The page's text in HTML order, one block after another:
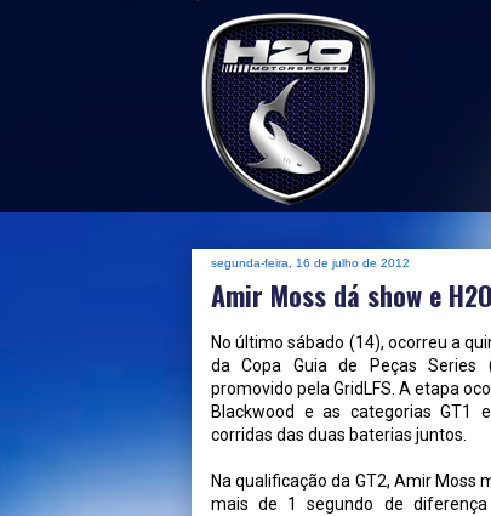
segunda-feira, 16 de julho de 2012
Amir Moss dá show e
No último sábado (14), ocorreu a
da Copa Guia de Peças Series
promovido pela GridLFS. A etapa
Blackwood e as categorias GT1
corridas das duas baterias juntos.
Na qualificação da GT2, Amir Moss
mais de 1 segundo de